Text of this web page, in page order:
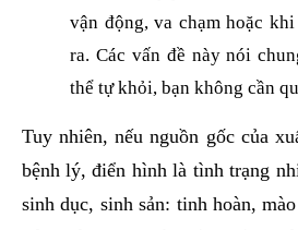
vận động, va chạm hoặc
ra. Các vấn đề này nói
thể tự khỏi, bạn không cần
Tuy nhiên, nếu nguồn gốc của
bệnh lý, điển hình là tình trạng
sinh dục, sinh sản: tinh hoàn,